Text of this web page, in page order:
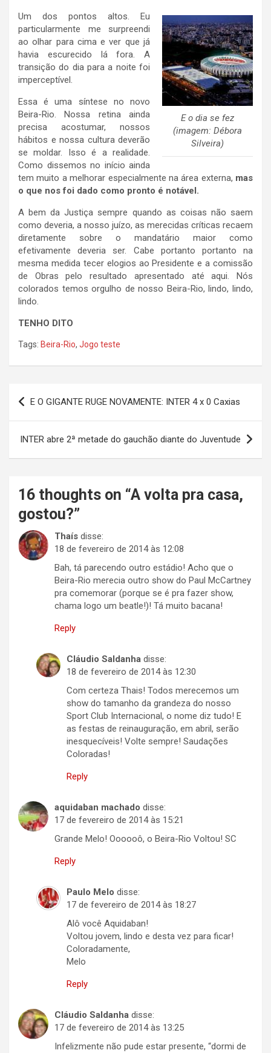
E o dia se fez
(imagem: Débora
Silveira)
Um dos pontos altos. Eu
particularmente me surpreendi
ao olhar para cima e ver que já
havia escurecido lá fora. A
transição do dia para a noite foi
imperceptível.
Essa é uma síntese no novo
Beira-Rio. Nossa retina ainda
precisa acostumar, nossos
hábitos e nossa cultura deverão
se moldar. Isso é a realidade.
Como dissemos no início ainda
tem muito a melhorar especialmente na área externa, mas
o que nos foi dado como pronto é notável.
A bem da Justiça sempre quando as coisas não saem
como deveria, a nosso juízo, as merecidas críticas recaem
diretamente sobre o mandatário maior como
efetivamente deveria ser. Cabe portanto portanto na
mesma medida tecer elogios ao Presidente e a comissão
de Obras pelo resultado apresentado até aqui. Nós
colorados temos orgulho de nosso Beira-Rio, lindo, lindo,
lindo.
TENHO DITO
Tags: Beira-Rio, Jogo teste
Navegação
de
Post
E O GIGANTE RUGE NOVAMENTE: INTER 4 x 0 Caxias
INTER abre 2ª metade do gauchão diante do Juventude
16 thoughts on “A volta pra casa,
gostou?”
Thaís disse:
18 de fevereiro de 2014 às 12:08
Bah, tá parecendo outro estádio! Acho que o
Beira-Rio merecia outro show do Paul McCartney
pra comemorar (porque se é pra fazer show,
chama logo um beatle!)! Tá muito bacana!
Reply
Cláudio Saldanha disse:
18 de fevereiro de 2014 às 12:30
Com certeza Thais! Todos merecemos um
show do tamanho da grandeza do nosso
Sport Club Internacional, o nome diz tudo! E
as festas de reinauguração, em abril, serão
inesquecíveis! Volte sempre! Saudações
Coloradas!
Reply
aquidaban machado disse:
17 de fevereiro de 2014 às 15:21
Grande Melo! Oooooô, o Beira-Rio Voltou! SC
Reply
Paulo Melo disse:
17 de fevereiro de 2014 às 18:27
Alô você Aquidaban!
Voltou jovem, lindo e desta vez para ficar!
Coloradamente,
Melo
Reply
Cláudio Saldanha disse:
17 de fevereiro de 2014 às 13:25
Infelizmente não pude estar presente, “dormi de